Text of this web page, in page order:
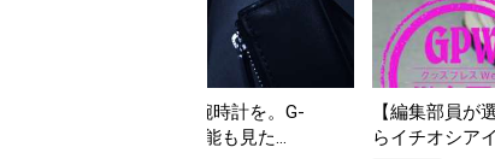
夏こそ“映える”タフな腕時計を。G-
」は本当に機能も見た…
【編集部員が
らイチオシア